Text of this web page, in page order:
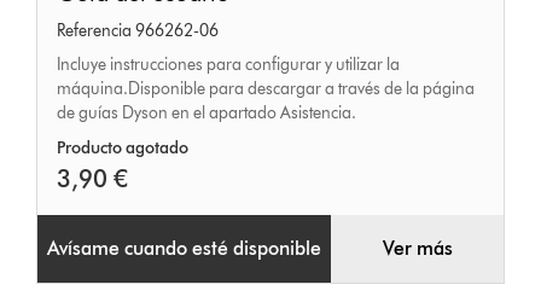
del
usuario
Referencia 966262-06
Incluye instrucciones para configurar y utilizar la
máquina.Disponible para descargar a través de la página
de guías Dyson en el apartado Asistencia.
Producto agotado
3,90 €
Avísame cuando esté disponible Ver más